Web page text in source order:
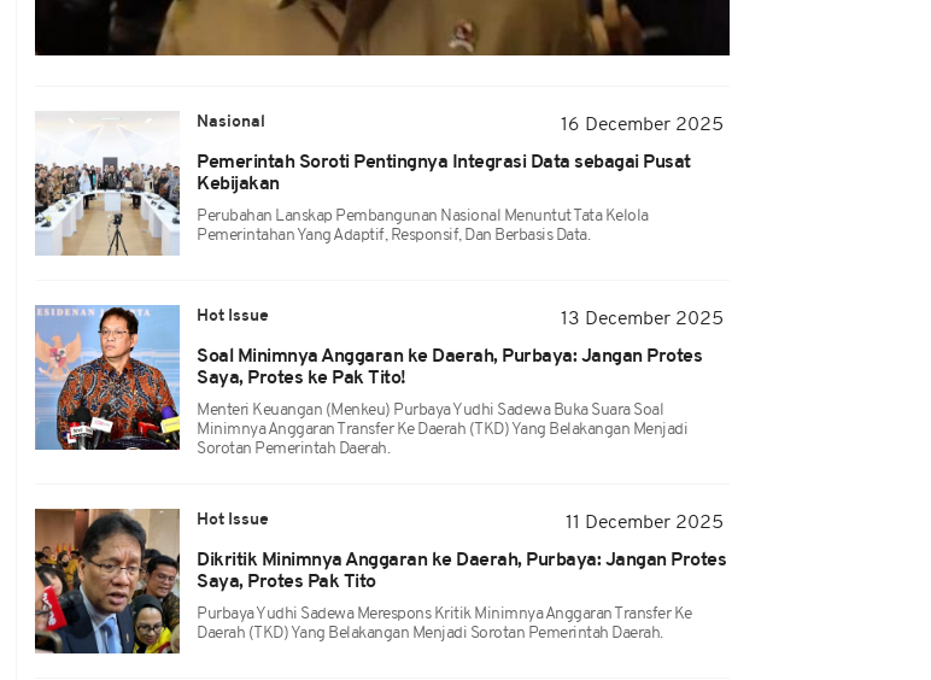
Nasional
16 December 2025
Pemerintah Soroti Pentingnya Integrasi Data sebagai Pusat
Kebijakan
Perubahan Lanskap Pembangunan Nasional Menuntut Tata Kelola
Pemerintahan Yang Adaptif, Responsif, Dan Berbasis Data.
Hot Issue
13 December 2025
Soal Minimnya Anggaran ke Daerah, Purbaya: Jangan Protes
Saya, Protes ke Pak Tito!
Menteri Keuangan (Menkeu) Purbaya Yudhi Sadewa Buka Suara Soal
Minimnya Anggaran Transfer Ke Daerah (TKD) Yang Belakangan Menjadi
Sorotan Pemerintah Daerah.
Hot Issue
11 December 2025
Dikritik Minimnya Anggaran ke Daerah, Purbaya: Jangan Protes
Saya, Protes Pak Tito
Purbaya Yudhi Sadewa Merespons Kritik Minimnya Anggaran Transfer Ke
Daerah (TKD) Yang Belakangan Menjadi Sorotan Pemerintah Daerah.